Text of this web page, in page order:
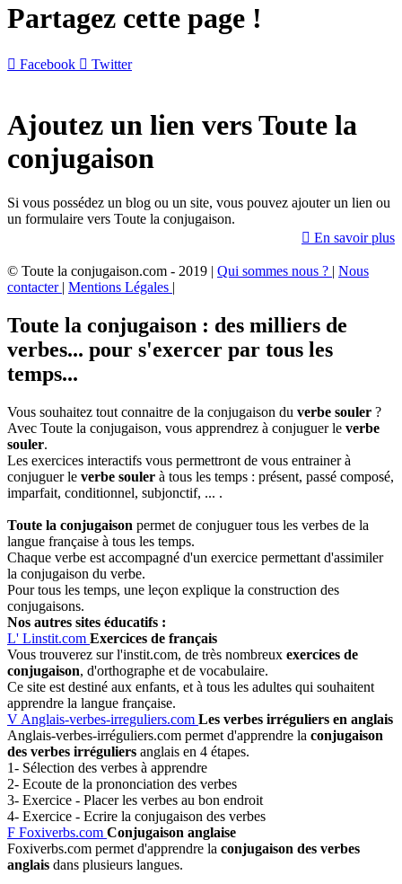
Partagez cette page !
 Facebook  Twitter
Ajoutez un lien vers Toute la
conjugaison
Si vous possédez un blog ou un site, vous pouvez ajouter un lien ou
un formulaire vers Toute la conjugaison.
 En savoir plus
© Toute la conjugaison.com - 2019 | Qui sommes nous ? | Nous
contacter | Mentions Légales |
Toute la conjugaison : des milliers de
verbes... pour s'exercer par tous les
temps...
Vous souhaitez tout connaitre de la conjugaison du verbe souler ?
Avec Toute la conjugaison, vous apprendrez à conjuguer le verbe
souler.
Les exercices interactifs vous permettront de vous entrainer à
conjuguer le verbe souler à tous les temps : présent, passé composé,
imparfait, conditionnel, subjonctif, ... .
Toute la conjugaison permet de conjuguer tous les verbes de la
langue française à tous les temps.
Chaque verbe est accompagné d'un exercice permettant d'assimiler
la conjugaison du verbe.
Pour tous les temps, une leçon explique la construction des
conjugaisons.
Nos autres sites éducatifs :
L' Linstit.com Exercices de français
Vous trouverez sur l'instit.com, de très nombreux exercices de
conjugaison, d'orthographe et de vocabulaire.
Ce site est destiné aux enfants, et à tous les adultes qui souhaitent
apprendre la langue française.
V Anglais-verbes-irreguliers.com Les verbes irréguliers en anglais
Anglais-verbes-irréguliers.com permet d'apprendre la conjugaison
des verbes irréguliers anglais en 4 étapes.
1- Sélection des verbes à apprendre
2- Ecoute de la prononciation des verbes
3- Exercice - Placer les verbes au bon endroit
4- Exercice - Ecrire la conjugaison des verbes
F Foxiverbs.com Conjugaison anglaise
Foxiverbs.com permet d'apprendre la conjugaison des verbes
anglais dans plusieurs langues.